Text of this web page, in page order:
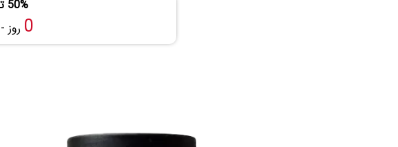
50% تخفیف همه محصولات ویژه تابستان
0